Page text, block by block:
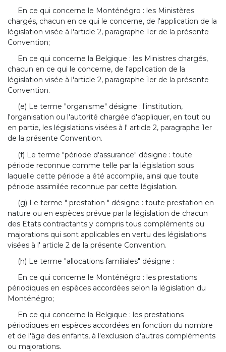
En ce qui concerne le Monténégro : les Ministères
chargés, chacun en ce qui le concerne, de l'application de la
législation visée à l'article 2, paragraphe 1er de la présente
Convention;
En ce qui concerne la Belgique : les Ministres chargés,
chacun en ce qui le concerne, de l'application de la
législation visée à l'article 2, paragraphe 1er de la présente
Convention.
(e) Le terme "organisme" désigne : l'institution,
l'organisation ou l'autorité chargée d'appliquer, en tout ou
en partie, les législations visées à l' article 2, paragraphe 1er
de la présente Convention.
(f) Le terme "période d'assurance" désigne : toute
période reconnue comme telle par la législation sous
laquelle cette période a été accomplie, ainsi que toute
période assimilée reconnue par cette législation.
(g) Le terme " prestation " désigne : toute prestation en
nature ou en espèces prévue par la législation de chacun
des Etats contractants y compris tous compléments ou
majorations qui sont applicables en vertu des législations
visées à l' article 2 de la présente Convention.
(h) Le terme "allocations familiales" désigne :
En ce qui concerne le Monténégro : les prestations
périodiques en espèces accordées selon la législation du
Monténégro;
En ce qui concerne la Belgique : les prestations
périodiques en espèces accordées en fonction du nombre
et de l'âge des enfants, à l'exclusion d'autres compléments
ou majorations.